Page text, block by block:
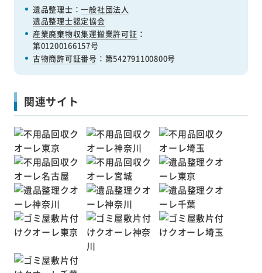
遺品整理士：一般社団法人
遺品整理士認定協会
産業廃棄物収集運搬業許可証 ：
第01200166157号
古物商許可証番号 ：第542791100800号
関連サイト